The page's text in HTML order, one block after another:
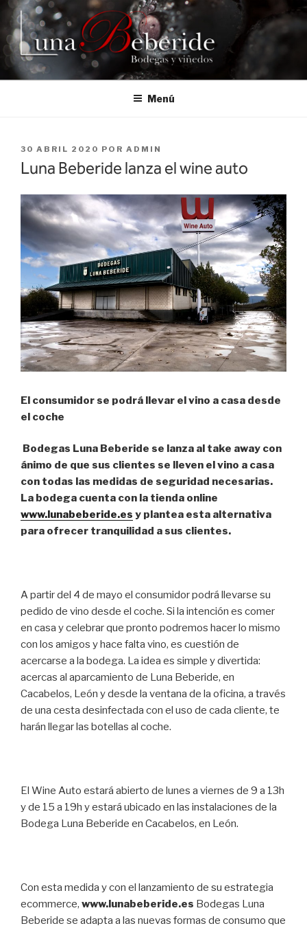
Saltar
contenido
Menú
PUBLICADO
EL
30 ABRIL 2020 POR ADMIN
Luna Beberide lanza el wine auto
El consumidor se podrá llevar el vino a casa desde
el coche
Bodegas Luna Beberide se lanza al take away con
ánimo de que sus clientes se lleven el vino a casa
con todas las medidas de seguridad necesarias.
La bodega cuenta con la tienda online
www.lunabeberide.es y plantea esta alternativa
para ofrecer tranquilidad a sus clientes.
A partir del 4 de mayo el consumidor podrá llevarse su
pedido de vino desde el coche. Si la intención es comer
en casa y celebrar que pronto podremos hacer lo mismo
con los amigos y hace falta vino, es cuestión de
acercarse a la bodega. La idea es simple y divertida:
acercas al aparcamiento de Luna Beberide, en
Cacabelos, León y desde la ventana de la oficina, a través
de una cesta desinfectada con el uso de cada cliente, te
harán llegar las botellas al coche.
El Wine Auto estará abierto de lunes a viernes de 9 a 13h
y de 15 a 19h y estará ubicado en las instalaciones de la
Bodega Luna Beberide en Cacabelos, en León.
Con esta medida y con el lanzamiento de su estrategia
ecommerce, www.lunabeberide.es Bodegas Luna
Beberide se adapta a las nuevas formas de consumo que